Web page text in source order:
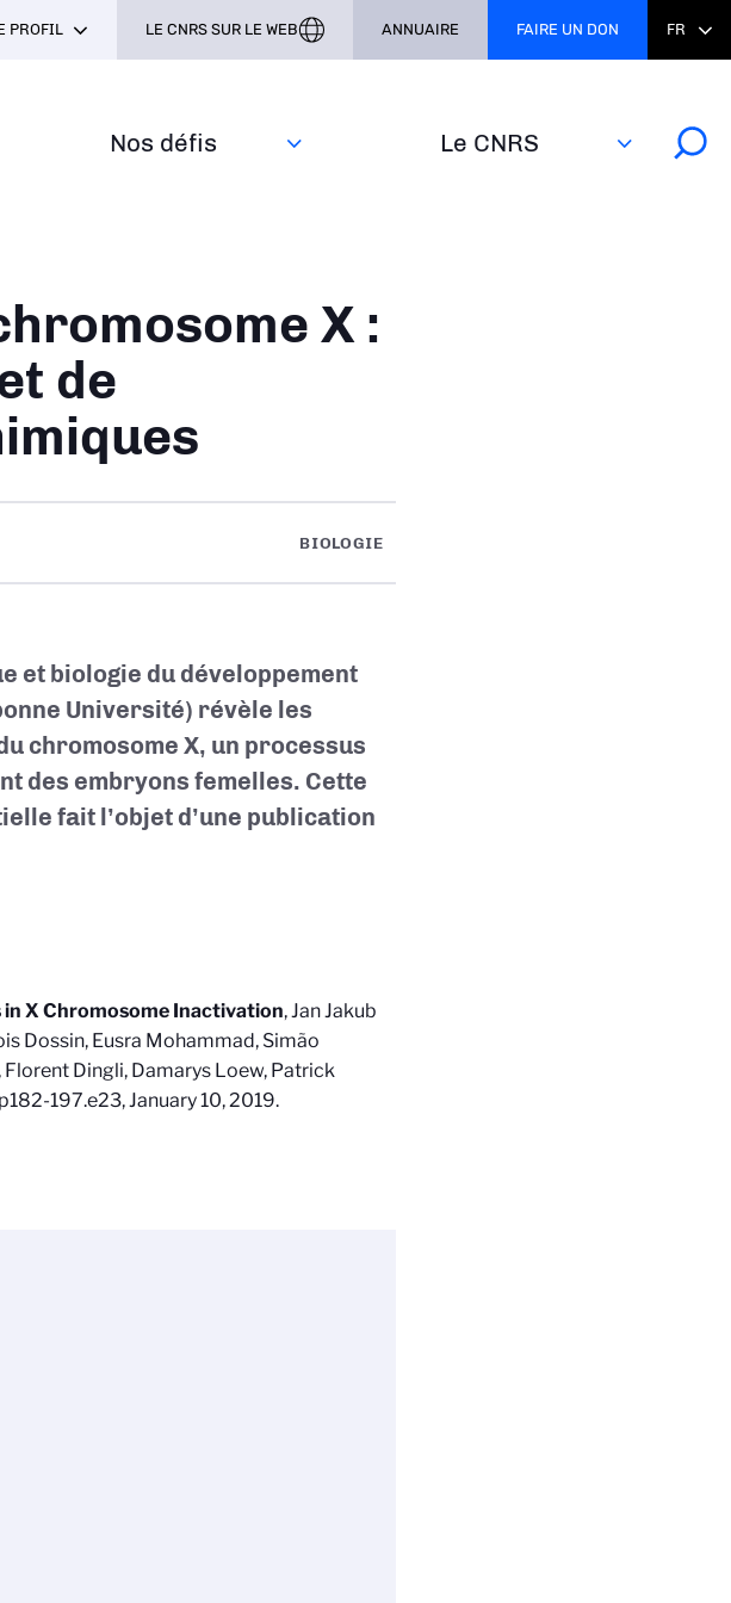
Nos défis‎ Le CNRS
PROFIL LE CNRS SUR LE WEB ANNUAIRE FAIRE UN DON FR
X :
de
BIOLOGIE
et biologie du développement
Université) révèle les
chromosome X, un processus
des embryons femelles. Cette
fait l’objet d’une publication
X Chromosome Inactivation, Jan Jakub
Dossin, Eusra Mohammad, Simão
Florent Dingli, Damarys Loew, Patrick
197.e23, January 10, 2019.